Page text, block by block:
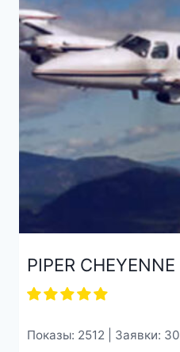
PIPER CHEYENNE
Показы: 2512 | Заявки: 30